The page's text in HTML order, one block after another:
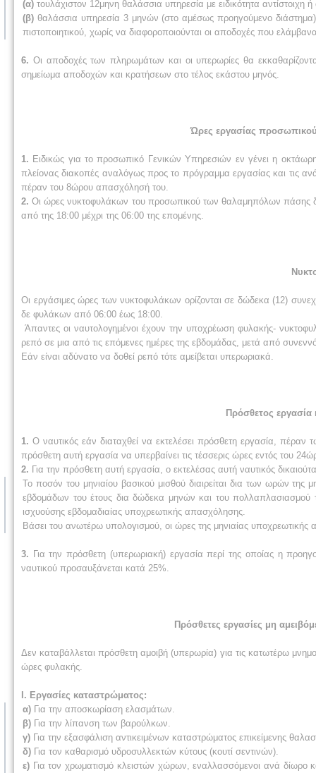
(α) τουλάχιστον 12μηνη θαλάσσια υπηρεσία με ειδικότητα αντίστοιχη
(β) θαλάσσια υπηρεσία 3 μηνών (στο αμέσως προηγούμενο διάστημα)
πιστοποιητικού, χωρίς να διαφοροποιούνται οι αποδοχές που
6. Οι αποδοχές των πληρωμάτων και οι υπερωρίες θα
σημείωμα αποδοχών και κρατήσεων στο τέλος εκάστου μηνός.
Ώρες εργασίας
1. Ειδικώς για το προσωπικό Γενικών Υπηρεσιών εν γένει η
πλείονας διακοπές αναλόγως προς το πρόγραμμα εργασίας και τις
πέραν του 8ώρου απασχόλησή του.
2.Οι ώρες νυκτοφυλάκων του προσωπικού των θαλαμηπόλων πάσης
από της 18:00 μέχρι της 06:00 της επομένης.
Οι εργάσιμες ώρες των νυκτοφυλάκων ορίζονται σε δώδεκα (12)
δε φυλάκων από 06:00 έως 18:00.
Άπαντες οι ναυτολογημένοι έχουν την υποχρέωση φυλακής-
ρεπό σε μια από τις επόμενες ημέρες της εβδομάδας, μετά από
Εάν είναι αδύνατο να δοθεί ρεπό τότε αμείβεται υπερωριακά.
Πρόσθετος
1. Ο ναυτικός εάν διαταχθεί να εκτελέσει πρόσθετη εργασία,
πρόσθετη αυτή εργασία να υπερβαίνει τις τέσσερις ώρες εντός του
2. Για την πρόσθετη αυτή εργασία, ο εκτελέσας αυτή ναυτικός
Το ποσόν του μηνιαίου βασικού μισθού διαιρείται δια των ωρών
εβδομάδων του έτους δια δώδεκα μηνών και του πολλαπλασιασμού
ισχυούσης εβδομαδιαίας υποχρεωτικής απασχόλησης.
Βάσει του ανωτέρω υπολογισμού, οι ώρες της μηνιαίας
3. Για την πρόσθετη (υπερωριακή) εργασία περί της οποίας η
ναυτικού προσαυξάνεται κατά 25%.
Πρόσθετες εργασίες μη
Δεν καταβάλλεται πρόσθετη αμοιβή (υπερωρία) για τις κατωτέρω
ώρες φυλακής.
Ι. Εργασίες καταστρώματος:
α) Για την αποσκωρίαση ελασμάτων.
β) Για την λίπανση των βαρούλκων.
γ) Για την εξασφάλιση αντικειμένων καταστρώματος επικείμενης
δ) Για τον καθαρισμό υδροσυλλεκτών κύτους (κουτί σεντινών).
ε) Για τον χρωματισμό κλειστών χώρων, εναλλασσόμενοι ανά δίωρο